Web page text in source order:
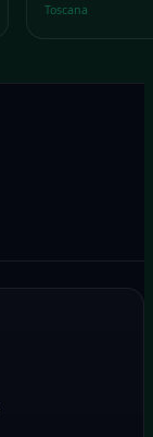
Toscana